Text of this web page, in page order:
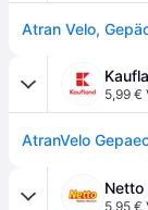
Atran Velo,
5,99 €
5,95 €